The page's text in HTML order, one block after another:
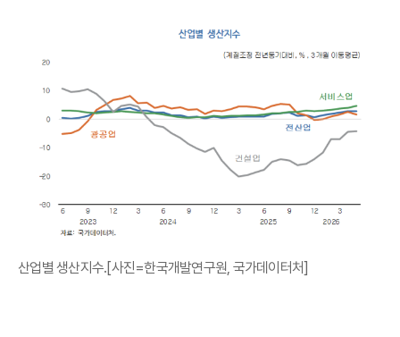
산업별 생산지수.[사진=한국개발연구원, 국가데이터처]